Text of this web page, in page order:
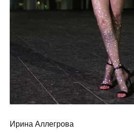
Ирина Аллегрова